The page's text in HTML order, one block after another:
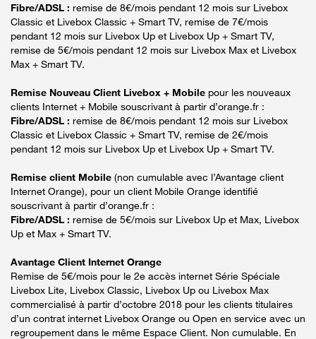
Fibre/ADSL : remise de 8€/mois pendant 12 mois sur Livebox
Classic et Livebox Classic + Smart TV, remise de 7€/mois
pendant 12 mois sur Livebox Up et Livebox Up + Smart TV,
remise de 5€/mois pendant 12 mois sur Livebox Max et Livebox
Max + Smart TV.
Remise Nouveau Client Livebox + Mobile pour les nouveaux
clients Internet + Mobile souscrivant à partir d’orange.fr :
Fibre/ADSL : remise de 8€/mois pendant 12 mois sur Livebox
Classic et Livebox Classic + Smart TV, remise de 2€/mois
pendant 12 mois sur Livebox Up et Livebox Up + Smart TV.
Remise client Mobile (non cumulable avec l’Avantage client
Internet Orange), pour un client Mobile Orange identifié
souscrivant à partir d’orange.fr :
Fibre/ADSL : remise de 5€/mois sur Livebox Up et Max, Livebox
Up et Max + Smart TV.
Avantage Client Internet Orange
Remise de 5€/mois pour le 2e accès internet Série Spéciale
Livebox Lite, Livebox Classic, Livebox Up ou Livebox Max
commercialisé à partir d’octobre 2018 pour les clients titulaires
d’un contrat internet Livebox Orange ou Open en service avec un
regroupement dans le même Espace Client. Non cumulable. En